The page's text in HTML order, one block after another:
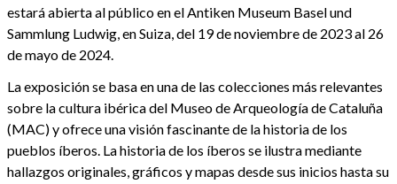
estará abierta al público en el Antiken Museum Basel und
Sammlung Ludwig, en Suiza, del 19 de noviembre de 2023 al 26
de mayo de 2024.
La exposición se basa en una de las colecciones más relevantes
sobre la cultura ibérica del Museo de Arqueología de Cataluña
(MAC) y ofrece una visión fascinante de la historia de los
pueblos íberos. La historia de los íberos se ilustra mediante
hallazgos originales, gráficos y mapas desde sus inicios hasta su